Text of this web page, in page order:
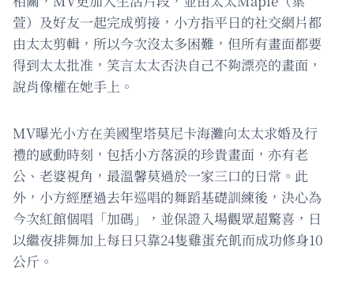
萱）及好友一起完成剪接，小方指平日的社交網片都
由太太剪輯，所以今次沒太多困難，但所有畫面都要
得到太太批准，笑言太太否決自己不夠漂亮的畫面，
說肖像權在她手上。
MV曝光小方在美國聖塔莫尼卡海灘向太太求婚及行
禮的感動時刻，包括小方落淚的珍貴畫面，亦有老
公、老婆視角，最溫馨莫過於一家三口的日常。此
外，小方經歷過去年巡唱的舞蹈基礎訓練後，決心為
今次紅館個唱「加碼」，並保證入場觀眾超驚喜，日
以繼夜排舞加上每日只靠24隻雞蛋充飢而成功修身10
公斤。